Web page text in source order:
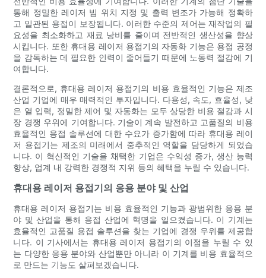
통해 정밀한 레이저 빔 위치 지정 및 출력 변조가 가능해 정확하
고 일관된 용접이 보장됩니다. 이러한 수준의 제어는 재작업의 필
요성을 최소화하고 재료 낭비를 줄이며 전반적인 생산성을 향상
시킵니다. 또한 휴대용 레이저 용접기의 자동화 기능은 용접 공정
을 감독하는 데 필요한 인력이 줄어들기 때문에 노동력 절감에 기
여합니다.
결론적으로, 휴대용 레이저 용접기의 비용 효율적인 기능은 제조
산업 기업에 매우 매력적인 투자입니다. 다용성, 속도, 효율성, 낮
은 열 입력, 정밀한 제어 및 자동화는 모두 상당한 비용 절감과 시
장 경쟁 우위에 기여합니다. 기술이 계속 발전하고 고품질의 비용
효율적인 용접 솔루션에 대한 수요가 증가함에 따라 휴대용 레이
저 용접기는 제조의 미래에서 중추적인 역할을 담당하게 되었습
니다. 이 혁신적인 기술을 채택한 기업은 수익성 증가, 생산 능력
향상, 업계 내 강력한 경쟁적 지위 등의 혜택을 누릴 수 있습니다.
휴대용 레이저 용접기의 응용 분야 및 산업
휴대용 레이저 용접기는 비용 효율적인 기능과 광범위한 응용 분
야 및 산업을 통해 용접 산업에 혁명을 일으켰습니다. 이 기계는
효율적인 고품질 용접 솔루션을 찾는 기업에 경쟁 우위를 제공합
니다. 이 기사에서는 휴대용 레이저 용접기의 이점을 누릴 수 있
는 다양한 응용 분야와 산업뿐만 아니라 이 기계를 비용 효율적으
로 만드는 기능도 살펴보겠습니다.